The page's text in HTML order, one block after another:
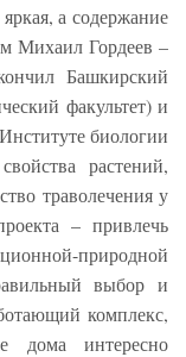
а содержание
Михаил Гордеев –
Башкирский
факультет) и
биологии
растений,
траволечения у
– привлечь
природной
выбор и
комплекс,
дома интересно